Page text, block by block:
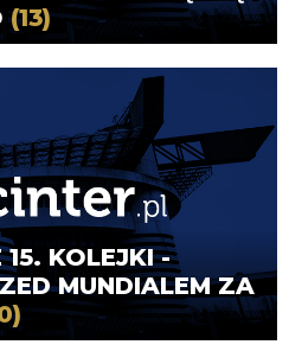
(13)
KOLEJKI -
MUNDIALEM ZA